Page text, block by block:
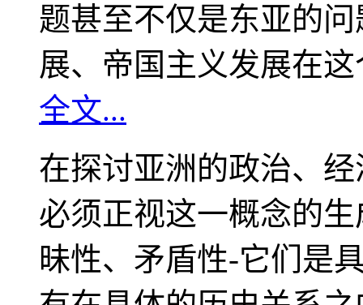
题甚至不仅是东亚的
展、帝国主义发展在
全文...
在探讨亚洲的政治、
必须正视这一概念的
昧性、矛盾性-它们是